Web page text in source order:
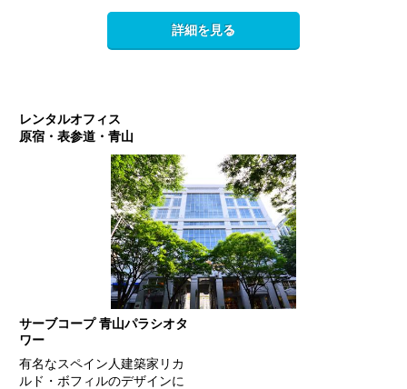
詳細を見る
レンタルオフィス
原宿・表参道・青山
サーブコープ 青山パラシオタ
ワー
有名なスペイン人建築家リカ
ルド・ボフィルのデザインに